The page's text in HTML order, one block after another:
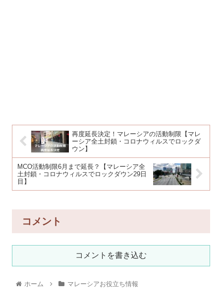
再度延長決定！マレーシアの活動制限【マレ
ーシア全土封鎖・コロナウィルスでロックダ
ウン】
MCO活動制限6月まで延長？【マレーシア全
土封鎖・コロナウィルスでロックダウン29日
目】
コメント
コメントを書き込む
ホーム マレーシアお役立ち情報